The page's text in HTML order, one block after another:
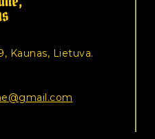
Kaunas, Lietuva.